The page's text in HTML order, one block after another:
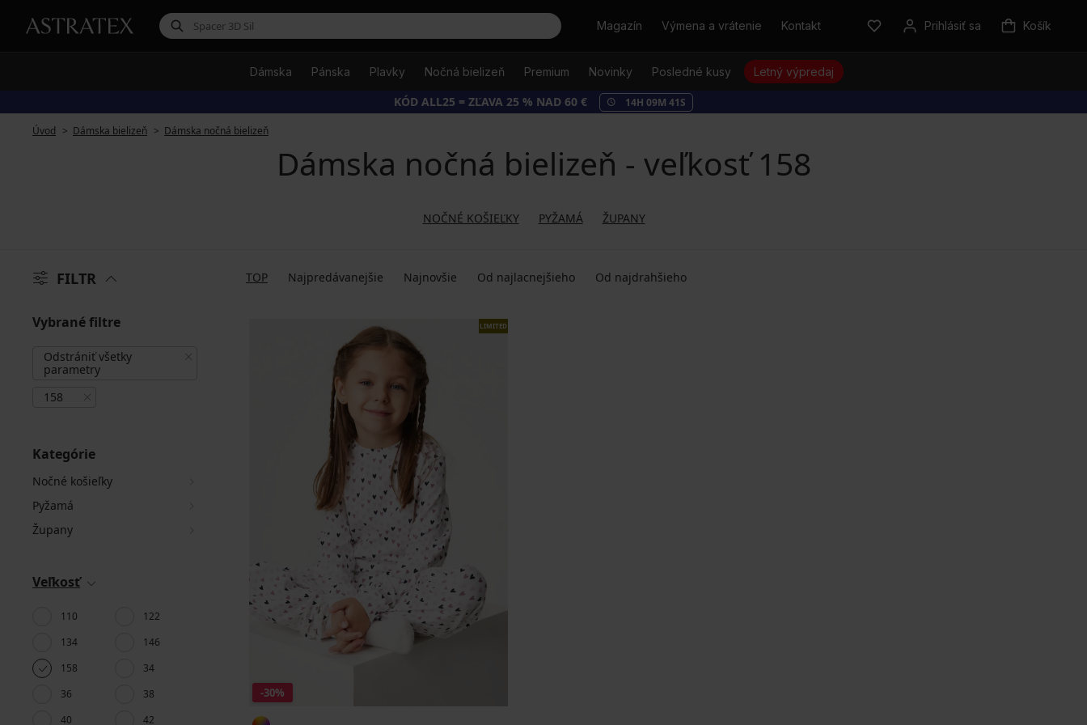
HľadaťMagazín Výmena a vrátenie Kontakt Prihlásiť sa Košík
Dámska Pánska Plavky Nočná bielizeň Premium Novinky Posledné kusy Letný výpredaj
KÓD ALL25 = ZĽAVA 25 % NAD 60 € 14H 09M 40S
Úvod Dámska bielizeň Dámska nočná bielizeň
Dámska nočná bielizeň - veľkosť 158
NOČNÉ KOŠIEĽKY PYŽAMÁ ŽUPANY
FILTR TOP Najpredávanejšie Najnovšie Od najlacnejšieho Od najdrahšieho
Vybrané filtre
Odstrániť všetky
parametry
158
Kategórie
Nočné košieľky
Pyžamá
Župany
Veľkosť
110
122
134
146
158
34
36
38
40
42
LIMITED
-30%